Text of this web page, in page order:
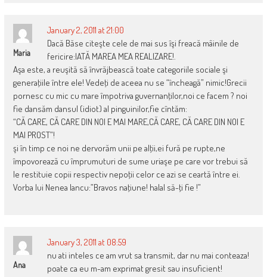
Maria
January 2, 2011 at 21:00
Dacă Băse citeşte cele de mai sus îşi freacă mâinile de
fericire:IATĂ MAREA MEA REALIZARE!.
Aşa este, a reuşită să învrăjbească toate categoriile sociale şi
generaţiile între ele! Vedeţi de aceea nu se “încheagă” nimic!Grecii
pornesc cu mic cu mare împotriva guvernanţilor,noi ce facem ? noi
fie dansăm dansul (idiot) al pinguinilor,fie cîntăm:
“CĂ CARE, CĂ CARE DIN NOI E MAI MARE,CĂ CARE, CĂ CARE DIN NOI E
MAI PROST”!
şi în timp ce noi ne dervorăm unii pe alţii,ei fură pe rupte,ne
împovorează cu împrumuturi de sume uriaşe pe care vor trebui să
le restituie copii respectiv nepoţii celor ce azi se ceartă între ei.
Vorba lui Nenea Iancu:”Bravos naţiune! halal să-ţi fie !”
Ana
January 3, 2011 at 08:59
nu ati inteles ce am vrut sa transmit, dar nu mai conteaza!
poate ca eu m-am exprimat gresit sau insuficient!